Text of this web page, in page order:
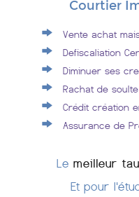
Courtier
Vente achat
Defiscaliation
Diminuer ses
Rachat de
Crédit création
Assurance de
Le meilleur
Et pour